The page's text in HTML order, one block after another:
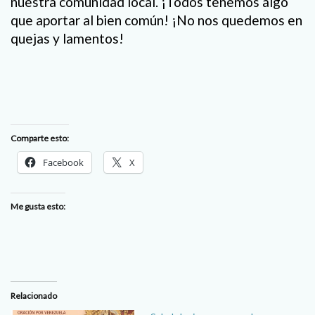
que aportar al bien común! ¡No nos quedemos en
quejas y lamentos!
Comparte esto:
Facebook X
Me gusta esto:
Relacionado